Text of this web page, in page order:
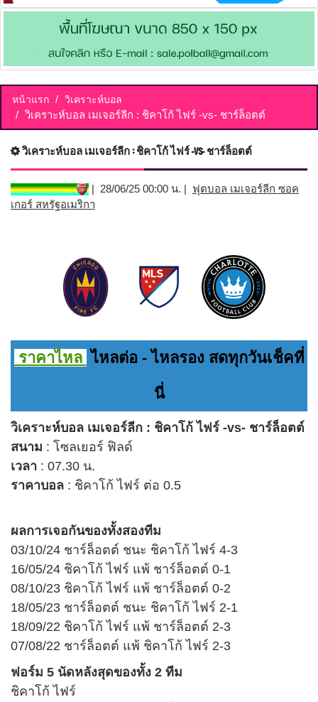
หน้าแรก วิเคราะห์บอล
วิเคราะห์บอล เมเจอร์ลีก : ชิคาโก้ ไฟร์ -vs- ชาร์ล็อตต์
วิเคราะห์บอล เมเจอร์ลีก : ชิคาโก้ ไฟร์ -vs- ชาร์ล็อตต์
| 28/06/25 00:00 น. | ฟุตบอล เมเจอร์ลีก ซอค
เกอร์ สหรัฐอเมริกา
ราคาไหล ไหลต่อ - ไหลรอง สดทุกวันเช็คที่
นี่
วิเคราะห์บอล เมเจอร์ลีก : ชิคาโก้ ไฟร์ -vs- ชาร์ล็อตต์
สนาม : โซลเยอร์ ฟิลด์
เวลา : 07.30 น.
ราคาบอล : ชิคาโก้ ไฟร์ ต่อ 0.5
ผลการเจอกันของทั้งสองทีม
03/10/24 ชาร์ล็อตต์ ชนะ ชิคาโก้ ไฟร์ 4-3
16/05/24 ชิคาโก้ ไฟร์ แพ้ ชาร์ล็อตต์ 0-1
08/10/23 ชิคาโก้ ไฟร์ แพ้ ชาร์ล็อตต์ 0-2
18/05/23 ชาร์ล็อตต์ ชนะ ชิคาโก้ ไฟร์ 2-1
18/09/22 ชิคาโก้ ไฟร์ แพ้ ชาร์ล็อตต์ 2-3
07/08/22 ชาร์ล็อตต์ แพ้ ชิคาโก้ ไฟร์ 2-3
ฟอร์ม 5 นัดหลังสุดของทั้ง 2 ทีม
ชิคาโก้ ไฟร์